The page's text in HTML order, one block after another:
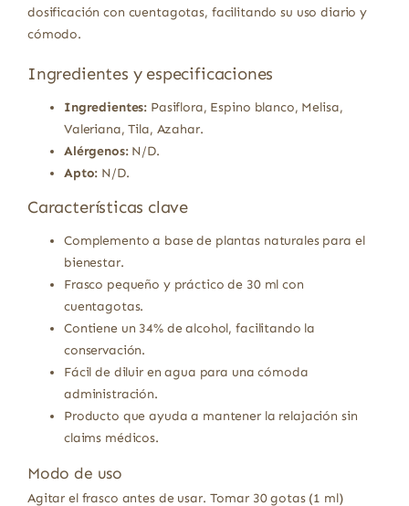
dosificación con cuentagotas, facilitando su uso diario y
cómodo.
Ingredientes y especificaciones
Ingredientes: Pasiflora, Espino blanco, Melisa,
Valeriana, Tila, Azahar.
Alérgenos:N/D.
Apto: N/D.
Características clave
Complemento a base de plantas naturales para el
bienestar.
Frasco pequeño y práctico de 30 ml con
cuentagotas.
Contiene un 34% de alcohol, facilitando la
conservación.
Fácil de diluir en agua para una cómoda
administración.
Producto que ayuda a mantener la relajación sin
claims médicos.
Modo de uso
Agitar el frasco antes de usar. Tomar 30 gotas (1 ml)